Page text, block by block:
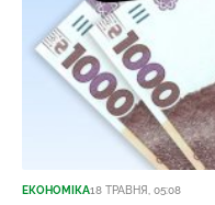
ЕКОНОМІКА18 ТРАВНЯ, 05:08